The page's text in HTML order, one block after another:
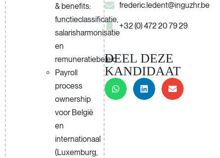
frederic.ledent@inguzhr.be
+32 (0) 472 20 79 29
DEEL DEZE
KANDIDAAT
& benefits:
functieclassificatie,
salarisharmonisatie
en
remuneratiebeleid
Payroll
process
ownership
voor België
en
internationaal
(Luxemburg,